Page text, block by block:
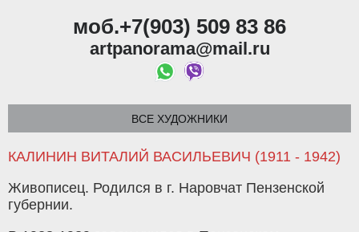
моб.+7(903) 509 83 86
artpanorama@mail.ru
ВСЕ ХУДОЖНИКИ
КАЛИНИН ВИТАЛИЙ ВАСИЛЬЕВИЧ (1911 - 1942)
Живописец. Родился в г. Наровчат Пензенской
губернии.